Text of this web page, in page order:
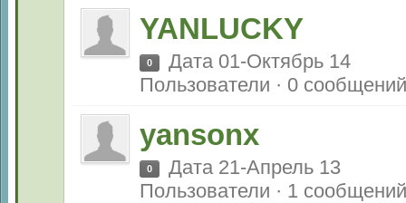
YANLUCKY
0
Дата 01-Октябрь 14
Пользователи · 0 сообщений
yansonx
0
Дата 21-Апрель 13
Пользователи · 1 сообщений